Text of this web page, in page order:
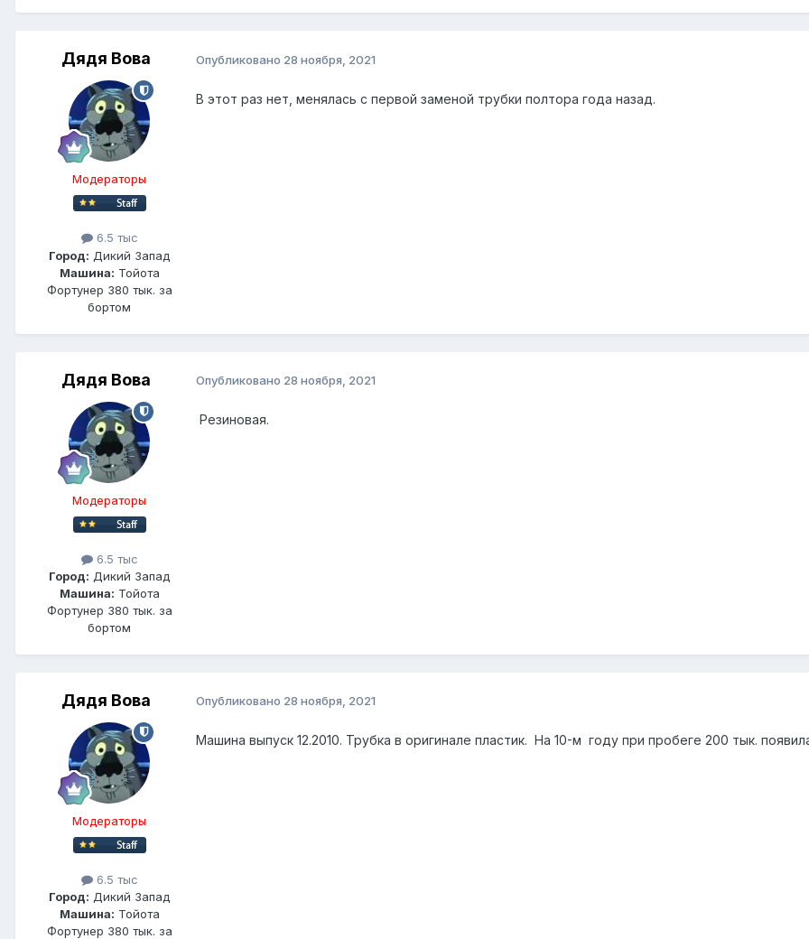
Дядя Вова
Модераторы
6.5 тыс
Город: Дикий Запад
Машина: Тойота
Фортунер 380 тык. за
бортом
Опубликовано 28 ноября, 2021
В этот раз нет, менялась с первой заменой трубки полтора года назад.
Дядя Вова
Модераторы
6.5 тыс
Город: Дикий Запад
Машина: Тойота
Фортунер 380 тык. за
бортом
Опубликовано 28 ноября, 2021
Резиновая.
Дядя Вова
Модераторы
6.5 тыс
Город: Дикий Запад
Машина: Тойота
Фортунер 380 тык. за
Опубликовано 28 ноября, 2021
Машина выпуск 12.2010. Трубка в оригинале пластик. На 10-м году при пробеге 200 тык.